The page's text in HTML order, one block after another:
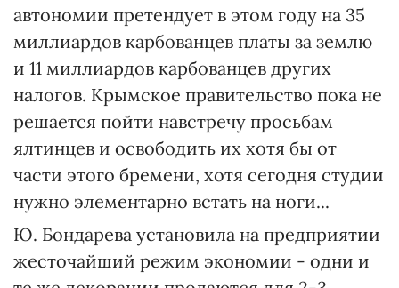
автономии претендует в этом году на 35
миллиардов карбованцев платы за землю
и 11 миллиардов карбованцев других
налогов. Крымское правительство пока не
решается пойти навстречу просьбам
ялтинцев и освободить их хотя бы от
части этого бремени, хотя сегодня студии
нужно элементарно встать на ноги...
Ю. Бондарева установила на предприятии
жесточайший режим экономии - одни и